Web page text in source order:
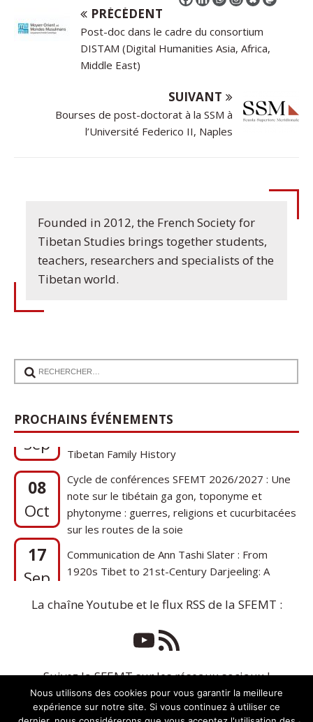
PRÉCÉDENT
Post-doc dans le cadre du consortium
DISTAM (Digital Humanities Asia, Africa,
Middle East)
SUIVANT
Bourses de post-doctorat à la SSM à
l’Université Federico II, Naples
Founded in 2012, the French Society for
Tibetan Studies brings together students,
teachers, researchers and specialists of the
Tibetan world.
PROCHAINS ÉVÉNEMENTS
Sep
1920s Tibet to 21st-Century Darjeeling: A
08
Oct
Cycle de conférences SFEMT 2026/2027 : Une
note sur le tibétain ga gon, toponyme et
phytonyme : guerres, religions et cucurbitacées
sur les routes de la soie
17
Sep
1920s Tibet to 21st-Century Darjeeling: A
Tibetan Family History
La chaîne Youtube et le flux RSS de la SFEMT :
Suivez la SFEMT sur les réseaux sociaux !
Nous utilisons des cookies pour vous garantir la meilleure
expérience sur notre site. Si vous continuez à utiliser ce